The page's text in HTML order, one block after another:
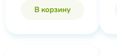
В корзину